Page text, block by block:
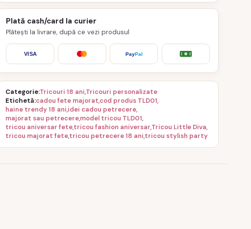
Plată cash/card la curier
Plătești la livrare, după ce vezi produsul
VISA PayPal
Categorie Tricouri 18 ani,Tricouri personalizate
Etichetă cadou fete majorat,cod produs TLD01,
haine trendy 18 ani,idei cadou petrecere,
majorat sau petrecere,model tricou TLD01,
tricou aniversar fete,tricou fashion aniversar,Tricou Little Diva,
tricou majorat fete,tricou petrecere 18 ani,tricou stylish party